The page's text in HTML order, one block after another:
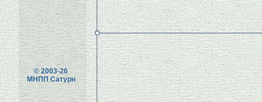
© 2003-26
МНПП Сатурн